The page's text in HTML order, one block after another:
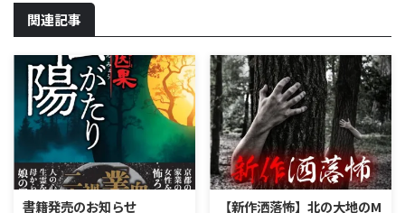
関連記事
書籍発売のお知らせ
【新作洒落怖】北の大地のM